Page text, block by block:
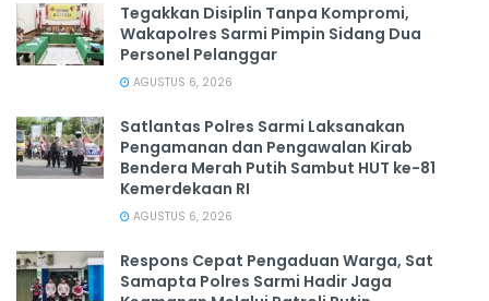
Tegakkan Disiplin Tanpa Kompromi,
Wakapolres Sarmi Pimpin Sidang Dua
Personel Pelanggar
AGUSTUS 6, 2026
Satlantas Polres Sarmi Laksanakan
Pengamanan dan Pengawalan Kirab
Bendera Merah Putih Sambut HUT ke-81
Kemerdekaan RI
AGUSTUS 6, 2026
Respons Cepat Pengaduan Warga, Sat
Samapta Polres Sarmi Hadir Jaga